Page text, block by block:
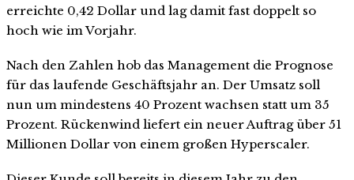
erreichte 0,42 Dollar und lag damit fast doppelt so
hoch wie im Vorjahr.
Nach den Zahlen hob das Management die Prognose
für das laufende Geschäftsjahr an. Der Umsatz soll
nun um mindestens 40 Prozent wachsen statt um 35
Prozent. Rückenwind liefert ein neuer Auftrag über 51
Millionen Dollar von einem großen Hyperscaler.